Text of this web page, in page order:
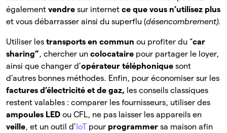
également vendre sur internet ce que vous n’utilisez plus
et vous débarrasser ainsi du superflu (désencombrement).
Utiliser les transports en commun ou profiter du “car
sharing”, chercher un colocataire pour partager le loyer,
ainsi que changer d’opérateur téléphonique sont
d’autres bonnes méthodes. Enfin, pour économiser sur les
factures d’électricité et de gaz, les conseils classiques
restent valables : comparer les fournisseurs, utiliser des
ampoules LED ou CFL, ne pas laisser les appareils en
veille, et un outil d’ IoT pour programmer sa maison afin